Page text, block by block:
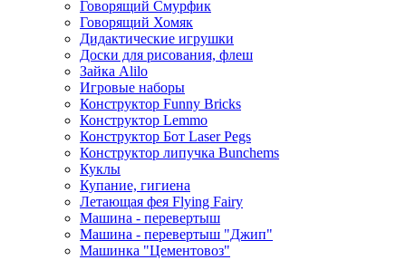
Говорящий Смурфик
Говорящий Хомяк
Дидактические игрушки
Доски для рисования, флеш
Зайка Alilo
Игровые наборы
Конструктор Funny Bricks
Конструктор Lemmo
Конструктор Бот Laser Pegs
Конструктор липучка Bunchems
Куклы
Купание, гигиена
Летающая фея Flying Fairy
Машина - перевертыш
Машина - перевертыш "Джип"
Машинка "Цементовоз"